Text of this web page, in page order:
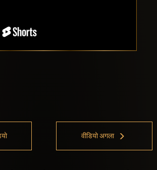
वीडियो अगला